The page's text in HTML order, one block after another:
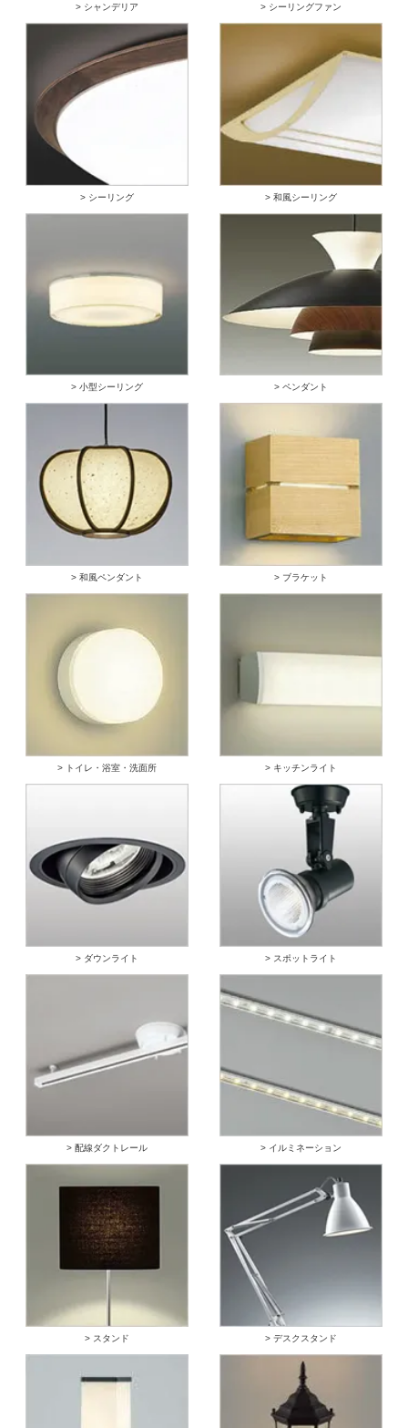
> シャンデリア > シーリングファン
> シーリング > 和風シーリング
> 小型シーリング > ペンダント
> 和風ペンダント > ブラケット
> トイレ・浴室・洗面所 > キッチンライト
> ダウンライト > スポットライト
> 配線ダクトレール > イルミネーション
> スタンド > デスクスタンド